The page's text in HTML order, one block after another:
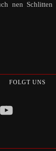
nen
FOLGT UNS
YouTube